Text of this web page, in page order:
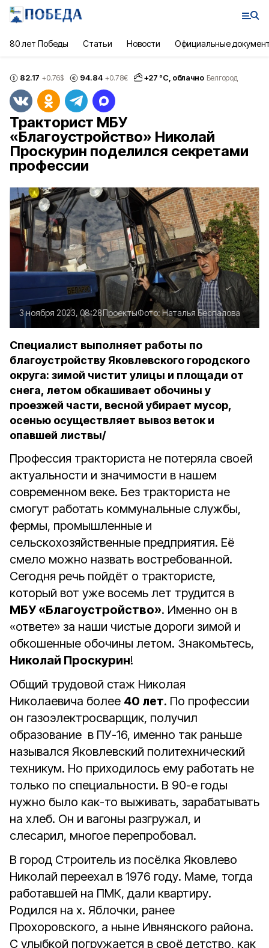
80 лет Победы Статьи Новости Официальные
82.17 +0.76$ 94.84 +0.78€ +27 °С, облачно Белгород
Тракторист МБУ
«Благоустройство» Николай
Проскурин поделился секретами
профессии
3 ноября 2023, 08:28ПроектыФото: Наталья Беспалова
Специалист выполняет работы по
благоустройству Яковлевского городского
округа: зимой чистит улицы и площади от
снега, летом обкашивает обочины у
проезжей части, весной убирает мусор,
осенью осуществляет вывоз веток и
опавшей листвы/
Профессия тракториста не потеряла своей
актуальности и значимости в нашем
современном веке. Без тракториста не
смогут работать коммунальные службы,
фермы, промышленные и
сельскохозяйственные предприятия. Её
смело можно назвать востребованной.
Сегодня речь пойдёт о трактористе,
который вот уже восемь лет трудится в
МБУ «Благоустройство». Именно он в
«ответе» за наши чистые дороги зимой и
обкошенные обочины летом. Знакомьтесь,
Николай Проскурин!
Общий трудовой стаж Николая
Николаевича более 40 лет. По профессии
он газоэлектросварщик, получил
образование в ПУ-16, именно так раньше
назывался Яковлевский политехнический
техникум. Но приходилось ему работать не
только по специальности. В 90-е годы
нужно было как-то выживать, зарабатывать
на хлеб. Он и вагоны разгружал, и
слесарил, многое перепробовал.
В город Строитель из посёлка Яковлево
Николай переехал в 1976 году. Маме, тогда
работавшей на ПМК, дали квартиру.
Родился на х. Яблочки, ранее
Прохоровского, а ныне Ивнянского района.
С улыбкой погружается в своё детство, как